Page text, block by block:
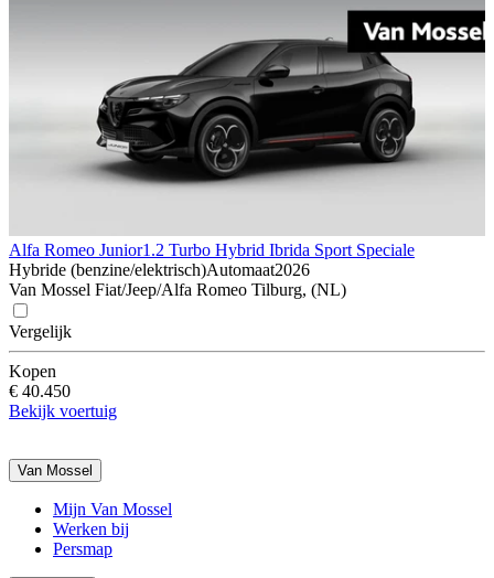
Alfa Romeo Junior1.2 Turbo Hybrid Ibrida Sport Speciale
Hybride (benzine/elektrisch)Automaat2026
Van Mossel Fiat/Jeep/Alfa Romeo Tilburg, (NL)
Vergelijk
Kopen
€ 40.450
Bekijk voertuig
Van Mossel
Mijn Van Mossel
Werken bij
Persmap